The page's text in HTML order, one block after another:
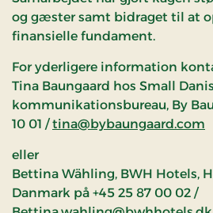
og gæster samt bidraget til at
finansielle fundament.
For yderligere information
Tina Baungaard hos Small
kommunikationsbureau, By
10 01 /tina@bybaungaard.com
eller
Bettina Wähling, BWH Hotels,
Danmark på +45 25 87 00 02 /